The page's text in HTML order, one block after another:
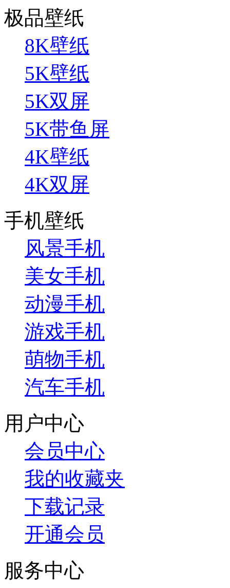
极品壁纸
8K壁纸
5K壁纸
5K双屏
5K带鱼屏
4K壁纸
4K双屏
手机壁纸
风景手机
美女手机
动漫手机
游戏手机
萌物手机
汽车手机
用户中心
会员中心
我的收藏夹
下载记录
开通会员
服务中心